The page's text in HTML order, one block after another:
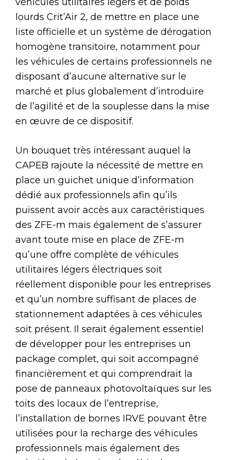
lourds Crit’Air 2, de mettre en place une
liste officielle et un système de dérogation
homogène transitoire, notamment pour
les véhicules de certains professionnels ne
disposant d’aucune alternative sur le
marché et plus globalement d’introduire
de l’agilité et de la souplesse dans la mise
en œuvre de ce dispositif.
Un bouquet très intéressant auquel la
CAPEB rajoute la nécessité de mettre en
place un guichet unique d’information
dédié aux professionnels afin qu’ils
puissent avoir accès aux caractéristiques
des ZFE-m mais également de s’assurer
avant toute mise en place de ZFE-m
qu’une offre complète de véhicules
utilitaires légers électriques soit
réellement disponible pour les entreprises
et qu’un nombre suffisant de places de
stationnement adaptées à ces véhicules
soit présent. Il serait également essentiel
de développer pour les entreprises un
package complet, qui soit accompagné
financièrement et qui comprendrait la
pose de panneaux photovoltaïques sur les
toits des locaux de l’entreprise,
l’installation de bornes IRVE pouvant être
utilisées pour la recharge des véhicules
professionnels mais également des